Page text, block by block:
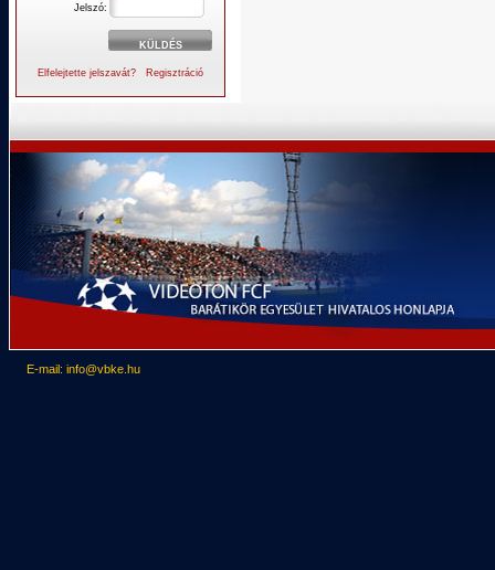
Jelszó:
Elfelejtette jelszavát? Regisztráció
E-mail: info@vbke.hu